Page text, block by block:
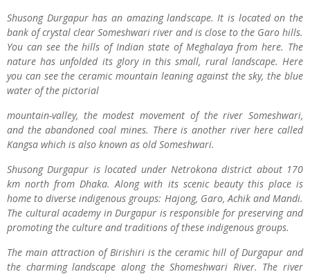
Shusong Durgapur has an amazing landscape. It is located on the
bank of crystal clear Someshwari river and is close to the Garo hills.
You can see the hills of Indian state of Meghalaya from here. The
nature has unfolded its glory in this small, rural landscape. Here
you can see the ceramic mountain leaning against the sky, the blue
water of the pictorial
mountain-valley, the modest movement of the river Someshwari,
and the abandoned coal mines. There is another river here called
Kangsa which is also known as old Someshwari.
Shusong Durgapur is located under Netrokona district about 170
km north from Dhaka. Along with its scenic beauty this place is
home to diverse indigenous groups: Hajong, Garo, Achik and Mandi.
The cultural academy in Durgapur is responsible for preserving and
promoting the culture and traditions of these indigenous groups.
The main attraction of Birishiri is the ceramic hill of Durgapur and
the charming landscape along the Shomeshwari River. The river